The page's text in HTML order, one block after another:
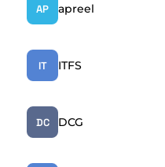
AP apreel
IT ITFS
DC DCG